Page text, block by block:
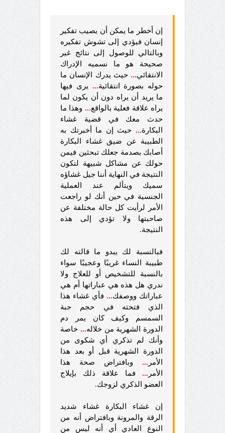
إن أخطر ما يمكن أن يصيب تفكير
إنسان فيؤدي إلى تشوش تفكيره
وبالتالي للوصول إلى نتائج غير
صحيحة هو ما نسميه الإدراك
الانتقائي... حيث يدرك الإنسان ما
حوله بصورة انتقائية... يرى فيها
ما يريد أن يراه دون أن يكون لما
يراه علاقة فعلية بالواقع... وهذا ما
حدث معك في قضية غشاء
البكارة... حيث إن ما أخبرتك به
الطبيبة عن ضيق غشاء البكارة
أصابك بصدمة جعلك تبحثين فيمن
حولك عن مشاكل شبيهة لتكون
النتيجة في النهاية أننا جيل غشاؤه
سميك ويتألم عند العملية
الجنسية في حين أنك لو راجعت
الأمر لرأيت كل حالة مختلفة عن
صاحبتها ولا تؤدي إلى هذه
النتيجة.
فبالنسبة لك يبدو ما قالته لك
طبيبة النساء غريبًا وعجيبًا سواء
بالنسبة للتشخيص أو للعلاج ولا
ندري هل هذه هي عباراتها أم هي
عباراتك ووصفك... فأي غشاء هذا
الذي فتحته في حجم حبة
السمسم وكيف كان يمر دم
الدورة الشهرية من خلاله... خاصة
وأنك لم تذكري أي شكوى من
الدورة الشهرية قبل أو بعد هذا
الأمر ...
وبافتراض صحة هذا
الأمر ... فما علاقة ذلك بإيلاج
العضو الذكري لزوجك.
إن غشاء البكارة غشاء شديد
الرقة والمرونة وبافتراض أنه من
النوع العادي أي أنه ليس من